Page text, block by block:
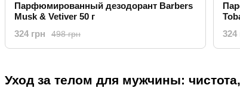
Уход за телом для мужчины:
Парфюмированный дезодорант Barbers
Musk & Vetiver 50 г
498 грн
324 грн 324